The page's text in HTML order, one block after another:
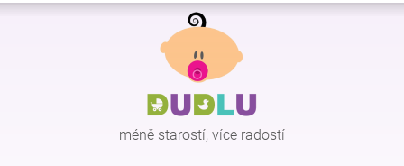
Z
méně starostí, více radostí